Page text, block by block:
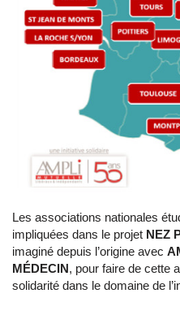
Les associations nationales
impliquées dans le projet NEZ
imaginé depuis l’origine avec
MÉDECIN, pour faire de cette
solidarité dans le domaine de